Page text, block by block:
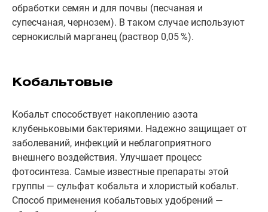
обработки семян и для почвы (песчаная и
супесчаная, чернозем). В таком случае используют
сернокислый марганец (раствор 0,05 %).
Кобальтовые
Кобальт способствует накоплению азота
клубеньковыми бактериями. Надежно защищает от
заболеваний, инфекций и неблагоприятного
внешнего воздействия. Улучшает процесс
фотосинтеза. Самые известные препараты этой
группы — сульфат кобальта и хлористый кобальт.
Способ применения кобальтовых удобрений —